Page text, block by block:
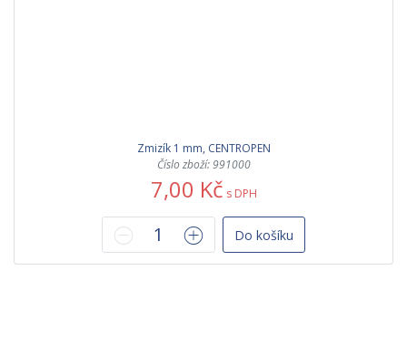
Zmizík 1 mm, CENTROPEN
Číslo zboží: 991000
7,00 Kč s DPH
Do košíku